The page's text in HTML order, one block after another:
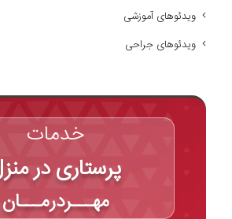
ویدئوهای آموزشی
ویدئوهای جراحی
خدمات
پرستاری در
مهـــردرمـــان